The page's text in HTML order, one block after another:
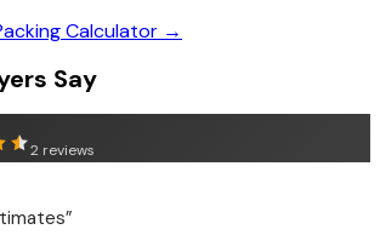
Calculator →
Say
2 reviews
”